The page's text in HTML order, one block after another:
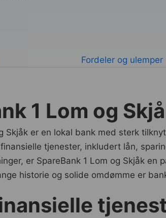
Fordeler og ulemper
1 Lom og
Skjåk er en lokal bank med sterk
tjenester, inkludert lån,
er SpareBank 1 Lom og Skjåk
historie og solide omdømme er